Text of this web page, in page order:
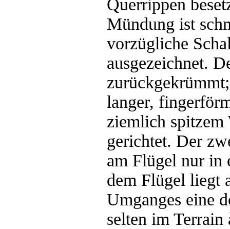
Querrippen
Mündung ist
vorzügliche
ausgezeichnet.
langer,
ziemlich
gerichtet. Der
am Flügel nur in
dem Flügel liegt
Umganges eine
selten im